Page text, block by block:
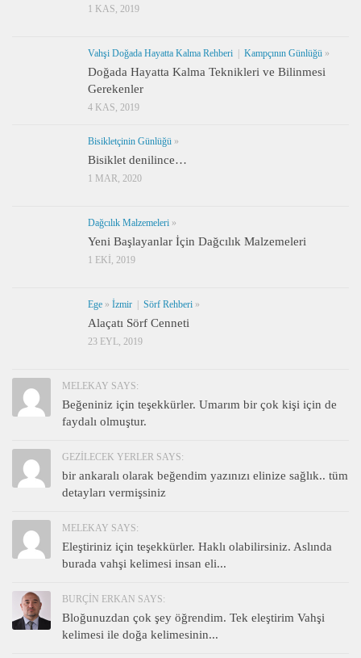
1 KAS, 2019
Vahşi Doğada Hayatta Kalma Rehberi Kampçının Günlüğü »
Doğada Hayatta Kalma Teknikleri ve Bilinmesi
Gerekenler
4 KAS, 2019
Bisikletçinin Günlüğü »
Bisiklet denilince…
1 MAR, 2020
Dağcılık Malzemeleri »
Yeni Başlayanlar İçin Dağcılık Malzemeleri
1 EKI, 2019
Ege » İzmir Sörf Rehberi »
Alaçatı Sörf Cenneti
23 EYL, 2019
MELEKAY SAYS:
Beğeniniz için teşekkürler. Umarım bir çok kişi için de
faydalı olmuştur.
GEZILECEK YERLER SAYS:
bir ankaralı olarak beğendim yazınızı elinize sağlık.. tüm
detayları vermişsiniz
MELEKAY SAYS:
Eleştiriniz için teşekkürler. Haklı olabilirsiniz. Aslında
burada vahşi kelimesi insan eli...
BURÇIN ERKAN SAYS:
Bloğunuzdan çok şey öğrendim. Tek eleştirim Vahşi
kelimesi ile doğa kelimesinin...